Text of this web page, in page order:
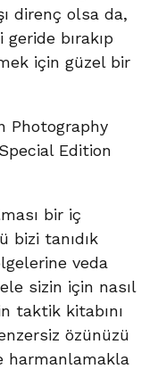
direnç olsa da,
geride bırakıp
için güzel bir
bir iç
bizi tanıdık
veda
sizin için nasıl
taktik kitabını
özünüzü
harmanlamakla